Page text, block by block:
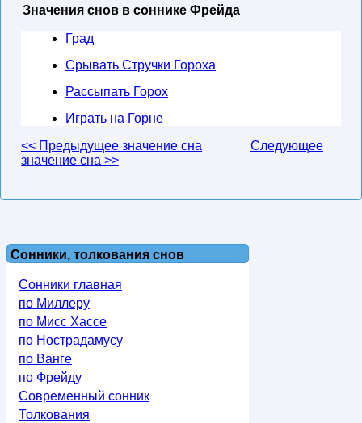
Значения снов в соннике Фрейда
Град
Срывать Стручки Гороха
Рассыпать Горох
Играть на Горне
<< Предыдущее значение сна
Следующее
значение сна >>
Сонники, толкования снов
Сонники главная
по Миллеру
по Мисс Хассе
по Нострадамусу
по Ванге
по Фрейду
Современный сонник
Толкования